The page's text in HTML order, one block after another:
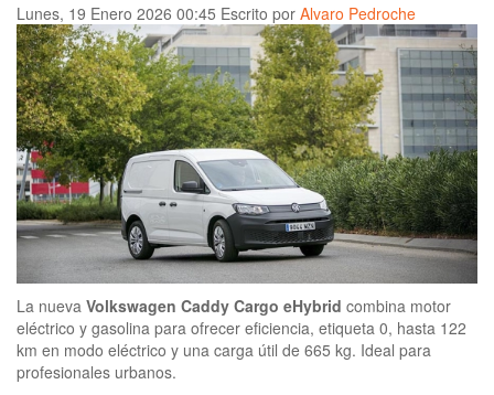
Lunes, 19 Enero 2026 00:45 Escrito por Alvaro Pedroche
La nueva Volkswagen Caddy Cargo eHybrid combina motor
eléctrico y gasolina para ofrecer eficiencia, etiqueta 0, hasta 122
km en modo eléctrico y una carga útil de 665 kg. Ideal para
profesionales urbanos.